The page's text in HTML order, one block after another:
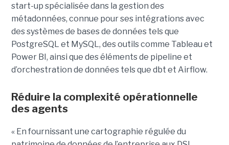
start-up spécialisée dans la gestion des
métadonnées, connue pour ses intégrations avec
des systèmes de bases de données tels que
PostgreSQL et MySQL, des outils comme Tableau et
Power BI, ainsi que des éléments de pipeline et
d’orchestration de données tels que dbt et Airflow.
Réduire la complexité opérationnelle
des agents
« En fournissant une cartographie régulée du